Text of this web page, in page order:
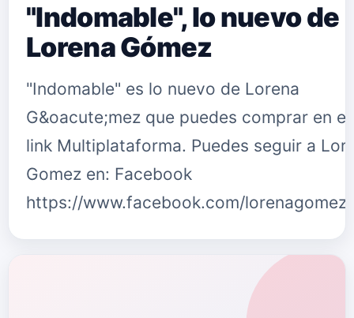
"Indomable", lo nuevo de
Lorena Gómez
"Indomable" es lo nuevo de Lorena
G&oacute;mez que puedes comprar en
link Multiplataforma. Puedes seguir a
Gomez en: Facebook
https://www.facebook.com/
Twitter twitter.com/Lorenagomez